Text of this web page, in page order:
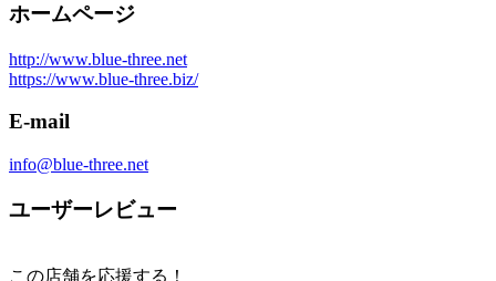
ホームページ
http://www.blue-three.net
https://www.blue-three.biz/
E-mail
info@blue-three.net
ユーザーレビュー
この店舗を応援する！